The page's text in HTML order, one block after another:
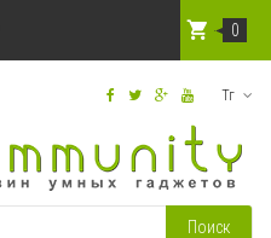
Тг
Поиск
0